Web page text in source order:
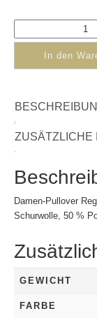
In den
ZUSÄTZLICHE
Damen-Pullover
Schurwolle, 50 %
GEWICHT
FARBE